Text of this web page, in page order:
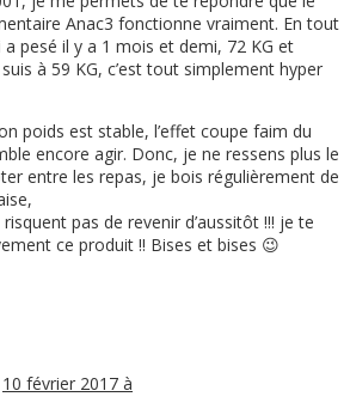
Anac3 fonctionne vraiment. En tout
pesé il y a 1 mois et demi, 72 KG et
suis à 59 KG, c’est tout simplement hyper
poids est stable, l’effet coupe faim du
encore agir. Donc, je ne ressens plus le
entre les repas, je bois régulièrement de
pas de revenir d’aussitôt !!! je te
ce produit !! Bises et bises 😉
10 février 2017 à